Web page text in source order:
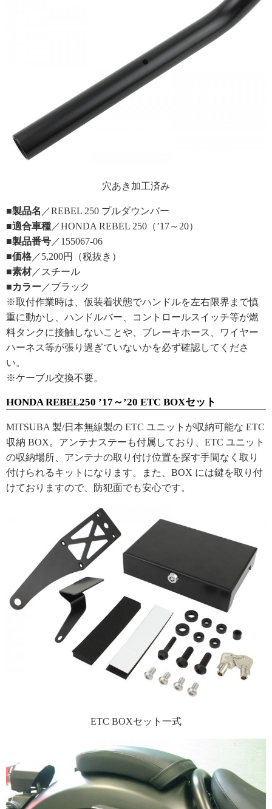
穴あき加工済み
■製品名 ／REBEL 250 プルダウンバー
■適合車種 ／HONDA REBEL 250（’17～20）
■製品番号 ／155067-06
■価格 ／5,200円（税抜き）
■素材／スチール
■カラー ／ブラック
※取付作業時は、仮装着状態でハンドルを左右限界まで慎
重に動かし、ハンドルバー、コントロールスイッチ等が燃
料タンクに接触しないことや、ブレーキホース、ワイヤー
ハーネス等が張り過ぎていないかを必ず確認してくださ
い。
※ケーブル交換不要。
HONDA REBEL250 ’17～’20 ETC BOXセット
MITSUBA 製/日本無線製の ETC ユニットが収納可能な ETC
収納 BOX。アンテナステーも付属しており、ETC ユニット
の収納場所、アンテナの取り付け位置を探す手間なく取り
付けられるキットになります。また、BOX には鍵を取り付
けておりますので、防犯面でも安心です。
ETC BOXセット一式